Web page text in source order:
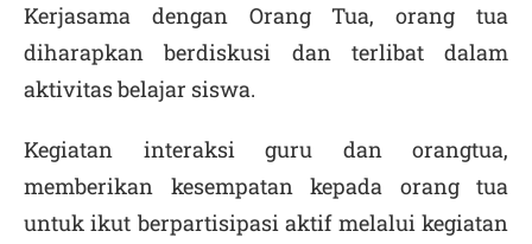
Kerjasama dengan Orang Tua, orang tua
diharapkan berdiskusi dan terlibat dalam
aktivitas belajar siswa.
Kegiatan interaksi guru dan orangtua,
memberikan kesempatan kepada orang tua
untuk ikut berpartisipasi aktif melalui kegiatan